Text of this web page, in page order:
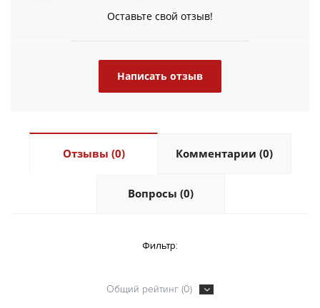
Оставьте свой отзыв!
Написать отзыв
Отзывы (0) Комментарии (0)
Вопросы (0)
Фильтр:
Общий рейтинг (0)